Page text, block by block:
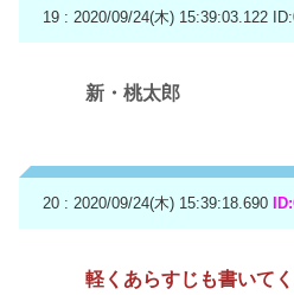
19 : 2020/09/24(木) 15:39:03.122
新・桃太郎
20 : 2020/09/24(木) 15:39:18.690
軽くあらすじも書いて